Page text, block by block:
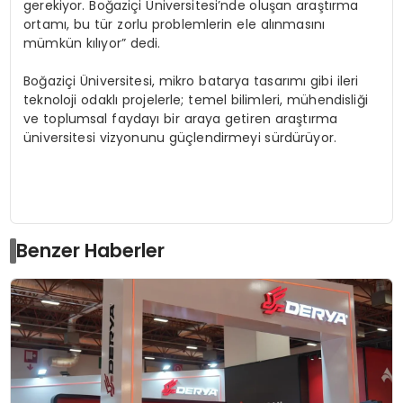
gerekiyor. Boğaziçi Üniversitesi’nde oluşan araştırma
ortamı, bu tür zorlu problemlerin ele alınmasını
mümkün kılıyor” dedi.
Boğaziçi Üniversitesi, mikro batarya tasarımı gibi ileri
teknoloji odaklı projelerle; temel bilimleri, mühendisliği
ve toplumsal faydayı bir araya getiren araştırma
üniversitesi vizyonunu güçlendirmeyi sürdürüyor.
Benzer Haberler